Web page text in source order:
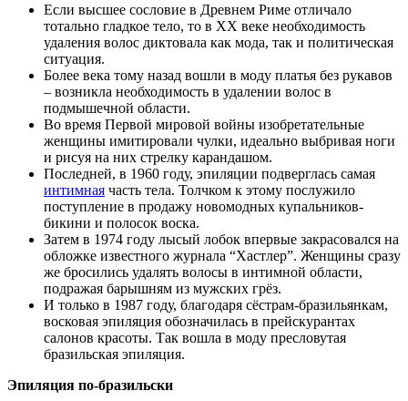
Если высшее сословие в Древнем Риме отличало
тотально гладкое тело, то в ХХ веке необходимость
удаления волос диктовала как мода, так и политическая
ситуация.
Более века тому назад вошли в моду платья без рукавов
– возникла необходимость в удалении волос в
подмышечной области.
Во время Первой мировой войны изобретательные
женщины имитировали чулки, идеально выбривая ноги
и рисуя на них стрелку карандашом.
Последней, в 1960 году, эпиляции подверглась самая
интимная часть тела. Толчком к этому послужило
поступление в продажу новомодных купальников-
бикини и полосок воска.
Затем в 1974 году лысый лобок впервые закрасовался на
обложке известного журнала “Хастлер”. Женщины сразу
же бросились удалять волосы в интимной области,
подражая барышням из мужских грёз.
И только в 1987 году, благодаря сёстрам-бразильянкам,
восковая эпиляция обозначилась в прейскурантах
салонов красоты. Так вошла в моду пресловутая
бразильская эпиляция.
Эпиляция по-бразильски